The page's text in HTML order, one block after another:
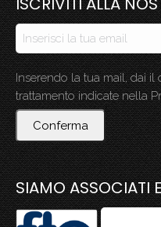
Inserendo la tua mail, dai
trattamento indicate nella
Conferma
SIAMO ASSOCIATI